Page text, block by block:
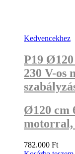
Kedvencekhez
P19
230 V-os
Ø120 cm
motorral,
782.000 Ft